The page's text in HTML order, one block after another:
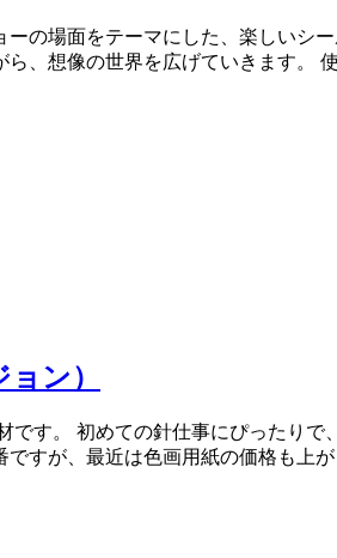
の場面をテーマにした、楽しいシ
、想像の世界を広げていきます。
ン）
す。 初めての針仕事にぴったり
すが、最近は色画用紙の価格も